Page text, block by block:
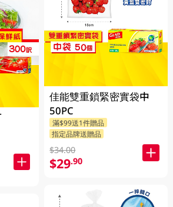
佳能雙重鎖緊密實袋中
50PC
滿$99送1件贈品
指定品牌送贈品
$34.00
$29.90